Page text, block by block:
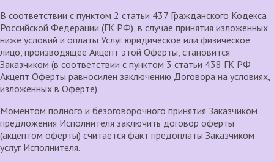
В соответствии с пунктом 2 статьи 437 Гражданского Кодекса
Российской Федерации (ГК РФ), в случае принятия изложенных
ниже условий и оплаты Услуг юридическое или физическое
лицо, производящее Акцепт этой Оферты, становится
Заказчиком (в соответствии с пунктом 3 статьи 438 ГК РФ
Акцепт Оферты равносилен заключению Договора на условиях,
изложенных в Оферте).
Моментом полного и безоговорочного принятия Заказчиком
предложения Исполнителя заключить договор оферты
(акцептом оферты) считается факт предоплаты Заказчиком
услуг Исполнителя.